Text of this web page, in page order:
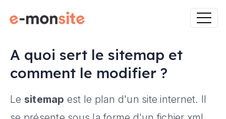
A quoi sert le sitemap et
comment le modifier ?
Le sitemap est le plan d'un site internet. Il